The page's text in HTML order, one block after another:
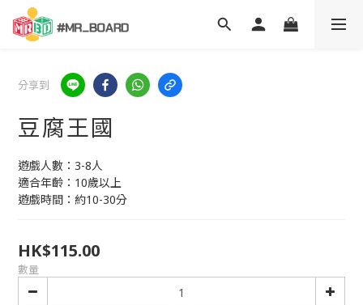
分享到
豆腐王國
遊戲人數：3-8人
適合年齡：10歲以上
遊戲時間：約10-30分
HK$115.00
數量